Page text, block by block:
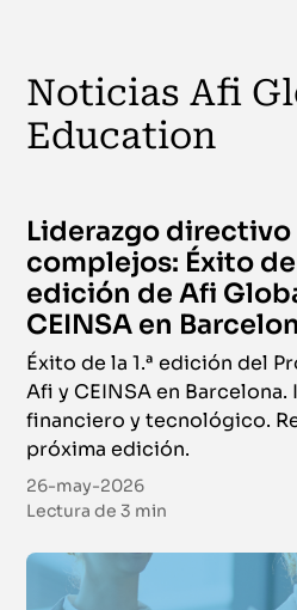
Noticias Afi
Education
Liderazgo
complejos: Éxito
edición de Afi
CEINSA en
Éxito de la 1.ª edición del
Afi y CEINSA en
financiero y tecnológico.
próxima edición.
26-may-2026
Lectura de3 min